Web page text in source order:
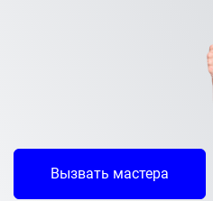
Вызвать мастера